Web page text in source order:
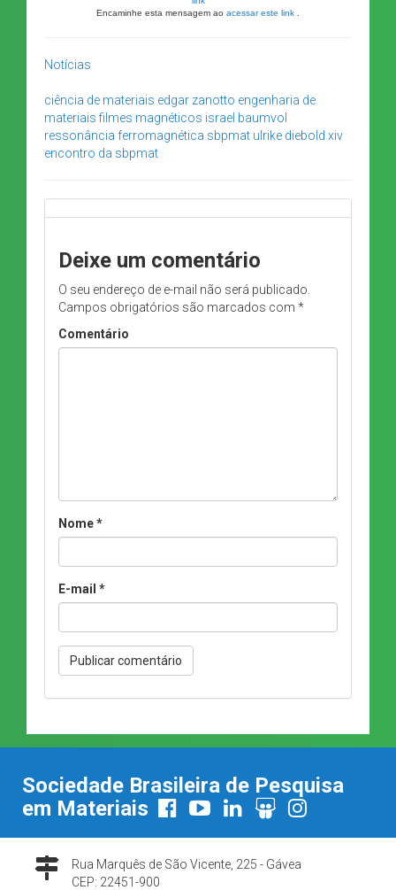
Encaminhe esta mensagem ao acessar este link
Notícias
ciência de materiais edgar zanotto engenharia de
materiais filmes magnéticos israel baumvol
ressonância ferromagnética sbpmat ulrike diebold xiv
encontro da sbpmat
Deixe um comentário
O seu endereço de e-mail não será publicado.
Campos obrigatórios são marcados com *
Comentário
Nome*
E-mail *
Sociedade Brasileira de Pesquisa
em Materiais
Rua Marquês de São Vicente, 225 - Gávea
CEP: 22451-900